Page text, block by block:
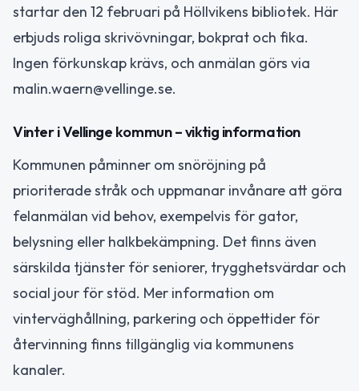
startar den 12 februari på Höllvikens bibliotek. Här
erbjuds roliga skrivövningar, bokprat och fika.
Ingen förkunskap krävs, och anmälan görs via
malin.waern@vellinge.se.
Vinter i Vellinge kommun – viktig information
Kommunen påminner om snöröjning på
prioriterade stråk och uppmanar invånare att göra
felanmälan vid behov, exempelvis för gator,
belysning eller halkbekämpning. Det finns även
särskilda tjänster för seniorer, trygghetsvärdar och
social jour för stöd. Mer information om
vinterväghållning, parkering och öppettider för
återvinning finns tillgänglig via kommunens
kanaler.